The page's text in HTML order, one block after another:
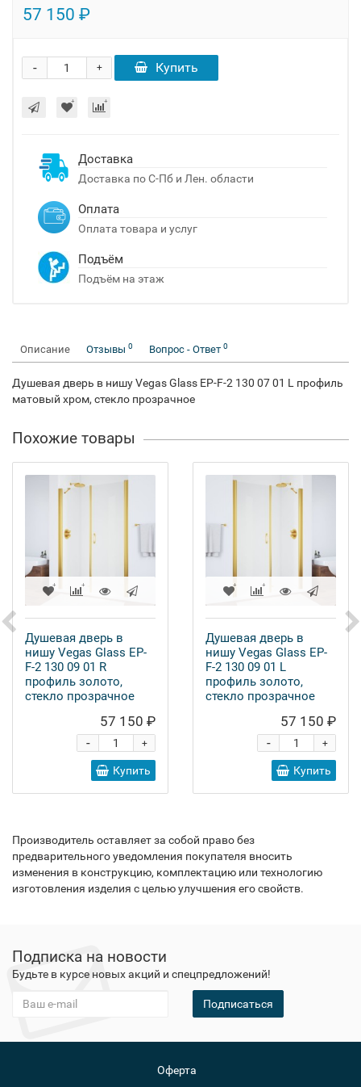
57 150 ₽
+
- Купить
Доставка
Доставка по С-Пб и Лен. области
Оплата
Оплата товара и услуг
Подъём
Подъём на этаж
Описание Отзывы 0 Вопрос - Ответ 0
Душевая дверь в нишу Vegas Glass EP-F-2 130 07 01 L профиль
матовый хром, стекло прозрачное
Похожие товары
Душевая дверь в
нишу Vegas Glass EP-
F-2 130 09 01 R
профиль золото,
стекло прозрачное
57 150 ₽
+
-
Купить
Душевая дверь в
нишу Vegas Glass EP-
F-2 130 09 01 L
профиль золото,
стекло прозрачное
57 150 ₽
+
-
Купить
Производитель оставляет за собой право без
предварительного уведомления покупателя вносить
изменения в конструкцию, комплектацию или технологию
изготовления изделия с целью улучшения его свойств.
Подписка на новости
Будьте в курсе новых акций и спецпредложений!
Подписаться
Оферта